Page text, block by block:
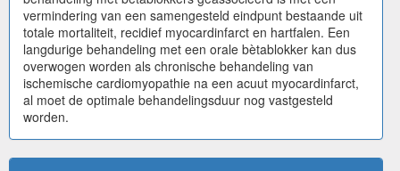
vermindering van een samengesteld eindpunt bestaande uit
totale mortaliteit, recidief myocardinfarct en hartfalen. Een
langdurige behandeling met een orale bètablokker kan dus
overwogen worden als chronische behandeling van
ischemische cardiomyopathie na een acuut myocardinfarct,
al moet de optimale behandelingsduur nog vastgesteld
worden.